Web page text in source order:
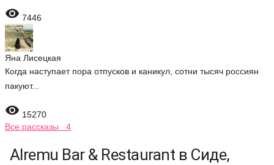
 7446
Яна Лисецкая
Когда наступает пора отпусков и каникул, сотни тысяч россиян
пакуют...
 15270
Все рассказы 4
Alremu Bar & Restaurant в Сиде,